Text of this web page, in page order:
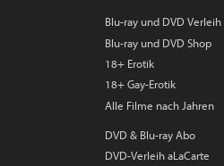
Blu-ray und DVD Verleih
Blu-ray und DVD Shop
18+ Erotik
18+ Gay-Erotik
Alle Filme nach Jahren
DVD & Blu-ray Abo
DVD-Verleih aLaCarte